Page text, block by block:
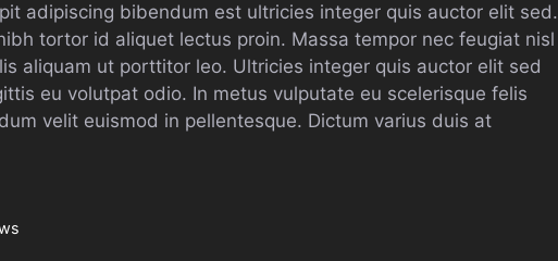
adipiscing bibendum est ultricies integer quis auctor elit sed.
tortor id aliquet lectus proin. Massa tempor nec feugiat nisl
aliquam ut porttitor leo. Ultricies integer quis auctor elit sed
eu volutpat odio. In metus vulputate eu scelerisque felis
velit euismod in pellentesque. Dictum varius duis at